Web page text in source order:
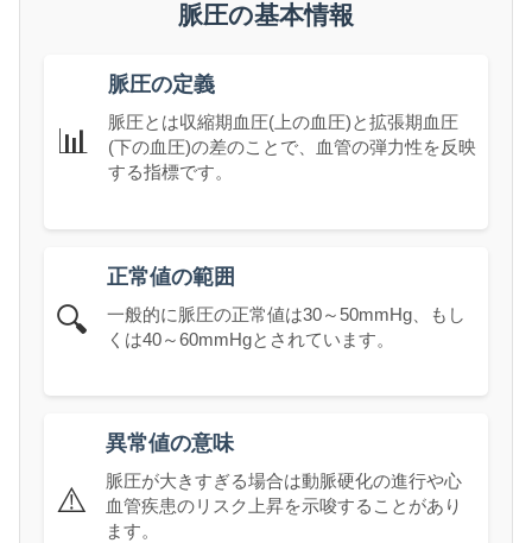
脈圧の基本情報
📊
脈圧の定義
脈圧とは収縮期血圧(上の血圧)と拡張期血圧
(下の血圧)の差のことで、血管の弾力性を反映
する指標です。
🔍
正常値の範囲
一般的に脈圧の正常値は30～50mmHg、もし
くは40～60mmHgとされています。
⚠️
異常値の意味
脈圧が大きすぎる場合は動脈硬化の進行や心
血管疾患のリスク上昇を示唆することがあり
ます。